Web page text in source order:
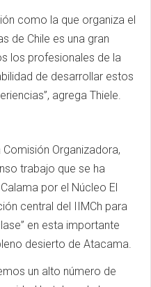
como la que organiza el
de Chile es una gran
los profesionales de la
de desarrollar estos
agrega Thiele.
Organizadora,
trabajo que se ha
por el Núcleo El
central del IIMCh para
en esta importante
desierto de Atacama.
un alto número de